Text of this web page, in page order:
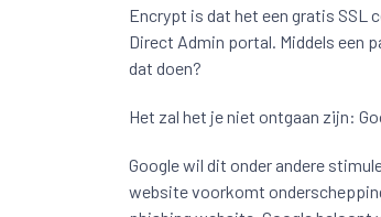
Encrypt is dat het een gratis SSL
Direct Admin portal. Middels een
dat doen?
Het zal het je niet ontgaan zijn:
Google wil dit onder andere
website voorkomt